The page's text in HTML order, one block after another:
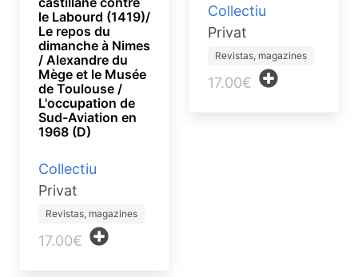
le Labourd (1419)/
Le repos du
dimanche à Nimes
/ Alexandre du
Mège et le Musée
de Toulouse /
L'occupation de
Sud-Aviation en
1968 (D)
Collectiu
Privat
Revistas, magazines
17.00€
Collectiu
Privat
Revistas, magazines
17.00€